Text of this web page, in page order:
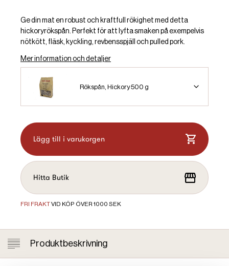
Ge din mat en robust och kraftfull rökighet med detta
hickoryrökspån. Perfekt för att lyfta smaken på exempelvis
nötkött, fläsk, kyckling, revbensspjäll och pulled pork.
Mer information och detaljer
Rökspån, Hickory 500 g
Lägg till i varukorgen
Hitta Butik
FRI FRAKTVID KÖP ÖVER 1000 SEK
Produktbeskrivning